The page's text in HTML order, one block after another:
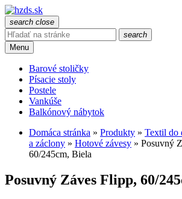
search close
search
Menu
Barové stoličky
Písacie stoly
Postele
Vankúše
Balkónový nábytok
Domáca stránka » Produkty » Textil do
a záclony » Hotové závesy » Posuvný
60/245cm, Biela
Posuvný Záves Flipp, 60/